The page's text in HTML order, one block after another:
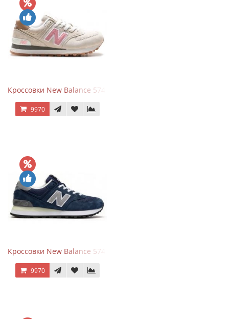
Кроссовки New Balance 574 Power Beige Pink
9970
Кроссовки New Balance 574 Classic Blue Grey
9970